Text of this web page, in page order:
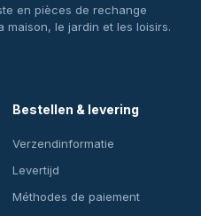
en pièces de rechange
maison, le jardin et les loisirs.
Bestellen & levering
Verzendinformatie
Levertijd
Méthodes de paiement